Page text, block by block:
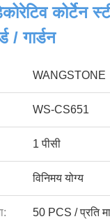
कोर्टेन
/ गार्डन
WANGSTONE
WS-CS651
1 पीसी
विनिमय योग्य
50 PCS / प्रति